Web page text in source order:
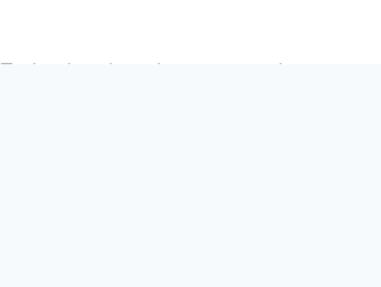
Todos los derechos reservados